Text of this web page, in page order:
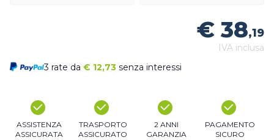
€ 38,19
IVA inclusa
3 rate da € 12,73 senza interessi
ASSISTENZA
ASSICURATA
TRASPORTO
ASSICURATO
2 ANNI
GARANZIA
PAGAMENTO
SICURO